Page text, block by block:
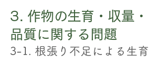
3. 作物の生育・収量・
品質に関する問題
3-1. 根張り不足による生育